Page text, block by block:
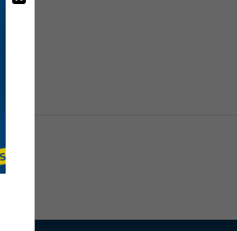
sea necesario.
y MIG/MAG
y calor intenso.